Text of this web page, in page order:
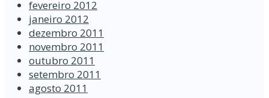
fevereiro 2012
janeiro 2012
dezembro 2011
novembro 2011
outubro 2011
setembro 2011
agosto 2011